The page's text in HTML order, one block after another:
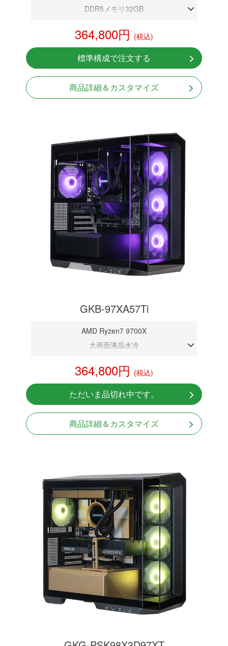
DDR5メモリ32GB
NVMeSSD 1TB
無線LAN Bluetooth対応
Windows11 Home 64bit
LCDスクリーン搭載
364,800円 (税込)
標準構成で注文する
商品詳細＆カスタマイズ
GKB-97XA57Ti
AMD Ryzen7 9700X
大画面液晶水冷
RTX 5070Ti 16GB
NVMeSSD 1TB
Windows11 Home 64bit
364,800円 (税込)
ただいま品切れ中です。
商品詳細＆カスタマイズ